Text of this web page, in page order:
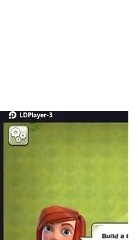
絲製作的，它是非官方的。
認可、贊助或經任何公司特
標均為其 Perspective 所有